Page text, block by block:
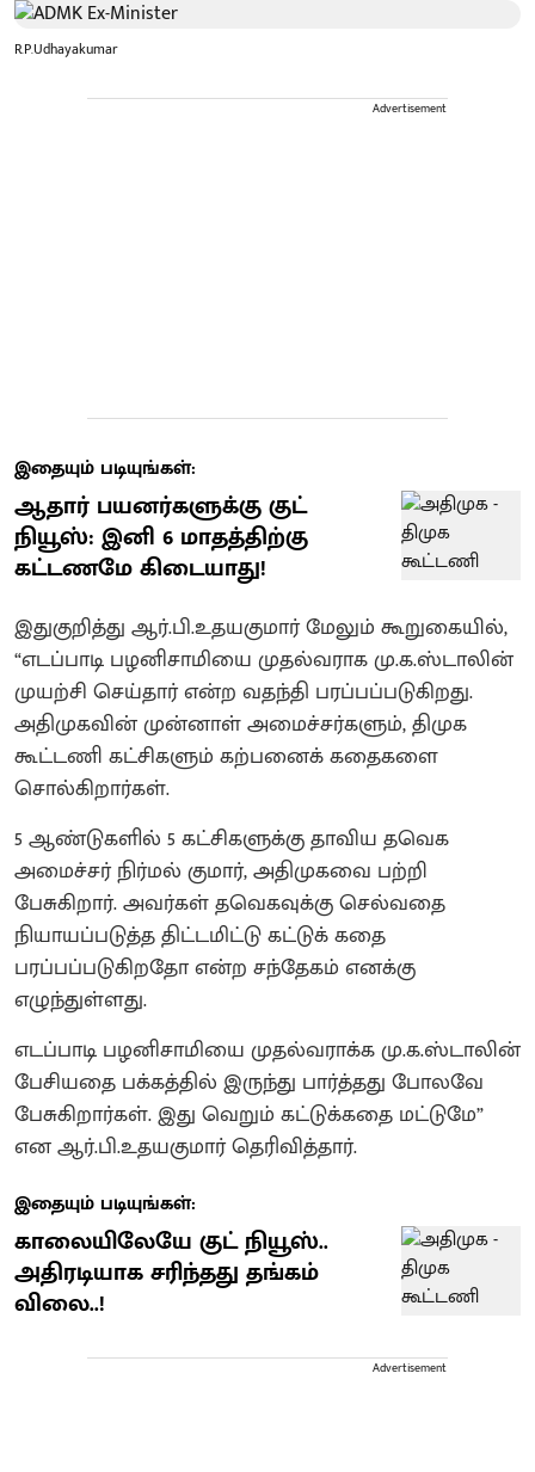
R.P.Udhayakumar
Advertisement
இதையும் படியுங்கள்:
ஆதார் பயனர்களுக்கு குட்
நியூஸ்: இனி 6 மாதத்திற்கு
கட்டணமே கிடையாது!
இதுகுறித்து ஆர்.பி.உதயகுமார் மேலும் கூறுகையில்,
“எடப்பாடி பழனிசாமியை முதல்வராக மு.க.ஸ்டாலின்
முயற்சி செய்தார் என்ற வதந்தி பரப்பப்படுகிறது.
அதிமுகவின் முன்னாள் அமைச்சர்களும், திமுக
கூட்டணி கட்சிகளும் கற்பனைக் கதைகளை
சொல்கிறார்கள்.
5 ஆண்டுகளில் 5 கட்சிகளுக்கு தாவிய தவெக
அமைச்சர் நிர்மல் குமார், அதிமுகவை பற்றி
பேசுகிறார். அவர்கள் தவெகவுக்கு செல்வதை
நியாயப்படுத்த திட்டமிட்டு கட்டுக் கதை
பரப்பப்படுகிறதோ என்ற சந்தேகம் எனக்கு
எழுந்துள்ளது.
எடப்பாடி பழனிசாமியை முதல்வராக்க மு.க.ஸ்டாலின்
பேசியதை பக்கத்தில் இருந்து பார்த்தது போலவே
பேசுகிறார்கள். இது வெறும் கட்டுக்கதை மட்டுமே”
என ஆர்.பி.உதயகுமார் தெரிவித்தார்.
இதையும் படியுங்கள்:
காலையிலேயே குட் நியூஸ்..
அதிரடியாக சரிந்தது தங்கம்
விலை..!
Advertisement